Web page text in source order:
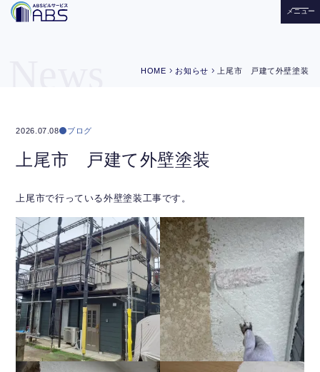
メニュー
HOME chevron_right お知らせ chevron_right 上尾市 戸建て外壁塗装
2026.07.08 ブログ
上尾市 戸建て外壁塗装
上尾市で行っている外壁塗装工事です。